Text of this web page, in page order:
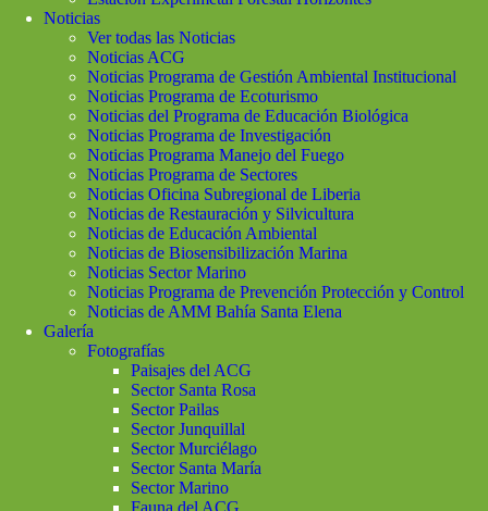
Noticias
Ver todas las Noticias
Noticias ACG
Noticias Programa de Gestión Ambiental Institucional
Noticias Programa de Ecoturismo
Noticias del Programa de Educación Biológica
Noticias Programa de Investigación
Noticias Programa Manejo del Fuego
Noticias Programa de Sectores
Noticias Oficina Subregional de Liberia
Noticias de Restauración y Silvicultura
Noticias de Educación Ambiental
Noticias de Biosensibilización Marina
Noticias Sector Marino
Noticias Programa de Prevención Protección y Control
Noticias de AMM Bahía Santa Elena
Galería
Fotografías
Paisajes del ACG
Sector Santa Rosa
Sector Pailas
Sector Junquillal
Sector Murciélago
Sector Santa María
Sector Marino